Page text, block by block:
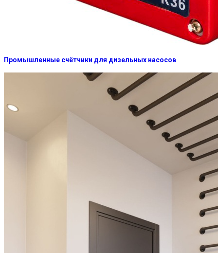
Промышленные счётчики для дизельных насосов